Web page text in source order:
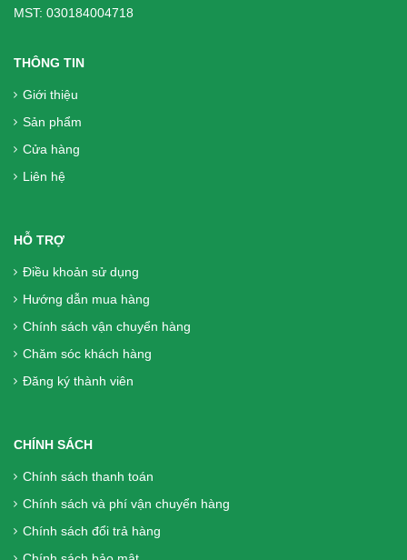
Bệnh Đau Dạ Dày Và Nhiễm Khuẩn HP
50.000₫
MST: 030184004718
THÔNG TIN
Giới thiệu
Sản phẩm
Cửa hàng
Liên hệ
HỖ TRỢ
Điều khoản sử dụng
Hướng dẫn mua hàng
Chính sách vận chuyển hàng
Chăm sóc khách hàng
Đăng ký thành viên
CHÍNH SÁCH
Chính sách thanh toán
Chính sách và phí vận chuyển hàng
Chính sách đổi trả hàng